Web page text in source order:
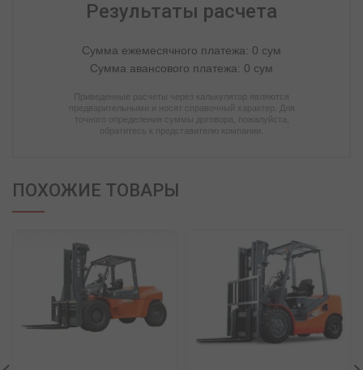
Результаты расчета
Сумма ежемесячного платежа: 0 сум
Сумма авансового платежа: 0 сум
Приведенные расчеты через калькулятор являются
предварительными и носят справочный характер. Для
точного определения суммы договора, пожалуйста,
обратитесь к представителю компании.
ПОХОЖИЕ ТОВАРЫ